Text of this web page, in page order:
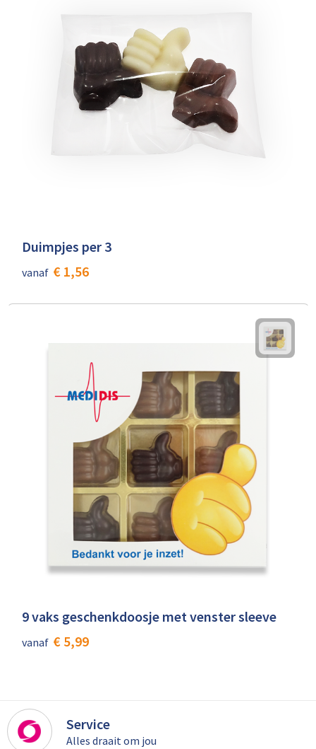
Duimpjes per 3
vanaf € 1,56
9 vaks geschenkdoosje met venster sleeve
vanaf € 5,99
Service
Alles draait om jou